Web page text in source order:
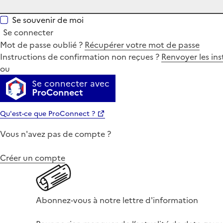
Se souvenir de moi
Se connecter
Mot de passe oublié ? Récupérer votre mot de passe
Instructions de confirmation non reçues ? Renvoyer les
ou
Se connecter avec
ProConnect
Qu'est-ce que ProConnect ?
Vous n'avez pas de compte ?
Créer un compte
Abonnez-vous à notre lettre d'information